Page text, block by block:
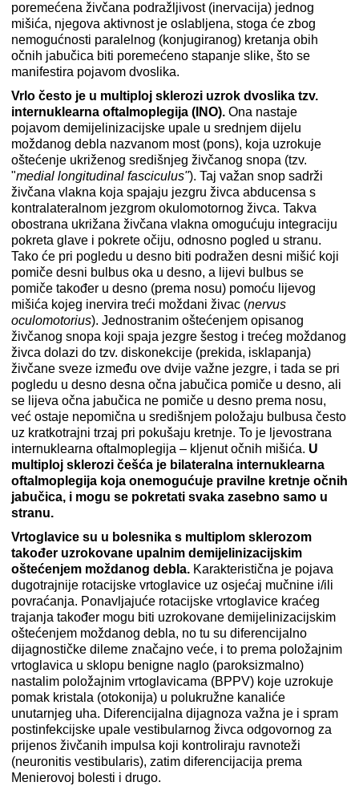
poremećena živčana podražljivost (inervacija) jednog
mišića, njegova aktivnost je oslabljena, stoga će zbog
nemogućnosti paralelnog (konjugiranog) kretanja obih
očnih jabučica biti poremećeno stapanje slike, što se
manifestira pojavom dvoslika.
Vrlo često je u multiploj sklerozi uzrok dvoslika tzv.
internuklearna oftalmoplegija (INO). Ona nastaje
pojavom demijelinizacijske upale u srednjem dijelu
moždanog debla nazvanom most (pons), koja uzrokuje
oštećenje ukriženog središnjeg živčanog snopa (tzv.
"medial longitudinal fasciculus"). Taj važan snop sadrži
živčana vlakna koja spajaju jezgru živca abducensa s
kontralateralnom jezgrom okulomotornog živca. Takva
obostrana ukrižana živčana vlakna omogućuju integraciju
pokreta glave i pokrete očiju, odnosno pogled u stranu.
Tako će pri pogledu u desno biti podražen desni mišić koji
pomiče desni bulbus oka u desno, a lijevi bulbus se
pomiče također u desno (prema nosu) pomoću lijevog
mišića kojeg inervira treći moždani živac (nervus
oculomotorius). Jednostranim oštećenjem opisanog
živčanog snopa koji spaja jezgre šestog i trećeg moždanog
živca dolazi do tzv. diskonekcije (prekida, isklapanja)
živčane sveze između ove dvije važne jezgre, i tada se pri
pogledu u desno desna očna jabučica pomiče u desno, ali
se lijeva očna jabučica ne pomiče u desno prema nosu,
već ostaje nepomična u središnjem položaju bulbusa često
uz kratkotrajni trzaj pri pokušaju kretnje. To je ljevostrana
internuklearna oftalmoplegija – kljenut očnih mišića. U
multiploj sklerozi češća je bilateralna internuklearna
oftalmoplegija koja onemogućuje pravilne kretnje očnih
jabučica, i mogu se pokretati svaka zasebno samo u
stranu.
Vrtoglavice su u bolesnika s multiplom sklerozom
također uzrokovane upalnim demijelinizacijskim
oštećenjem moždanog debla. Karakteristična je pojava
dugotrajnije rotacijske vrtoglavice uz osjećaj mučnine i/ili
povraćanja. Ponavljajuće rotacijske vrtoglavice kraćeg
trajanja također mogu biti uzrokovane demijelinizacijskim
oštećenjem moždanog debla, no tu su diferencijalno
dijagnostičke dileme značajno veće, i to prema položajnim
vrtoglavica u sklopu benigne naglo (paroksizmalno)
nastalim položajnim vrtoglavicama (BPPV) koje uzrokuje
pomak kristala (otokonija) u polukružne kanaliće
unutarnjeg uha. Diferencijalna dijagnoza važna je i spram
postinfekcijske upale vestibularnog živca odgovornog za
prijenos živčanih impulsa koji kontroliraju ravnoteži
(neuronitis vestibularis), zatim diferencijacija prema
Menierovoj bolesti i drugo.